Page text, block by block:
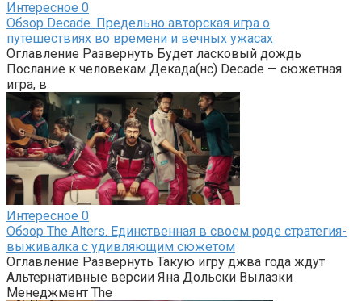
Интересное 0
Обзор Decade. Предельно авторская игра о
путешествиях во времени и вечных ужасах
Оглавление Развернуть Будет ласковый дождь
Послание к человекам Декада(нс) Decade — сюжетная
игра, в
Интересное 0
Обзор The Alters. Единственная в своем роде стратегия-
выживалка с удивляющим сюжетом
Оглавление Развернуть Такую игру джва года ждут
Альтернативные версии Яна Дольски Вылазки
Менеджмент The